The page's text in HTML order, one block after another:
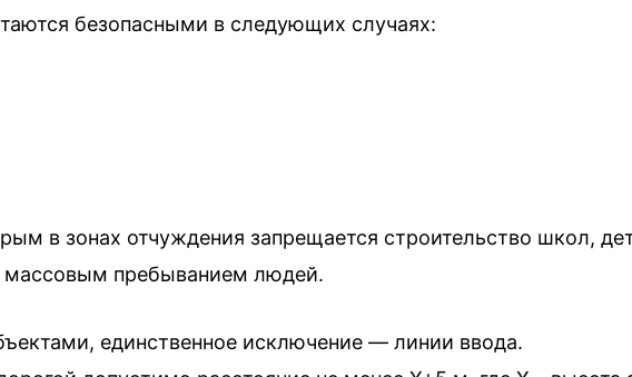
безопасными в следующих случаях:
в зонах отчуждения запрещается строительство школ,
массовым пребыванием людей.
единственное исключение — линии ввода.